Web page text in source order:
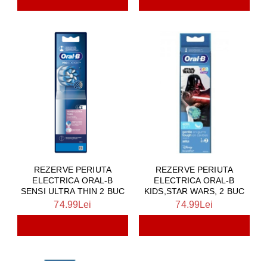
REZERVE PERIUTA
ELECTRICA ORAL-B
SENSI ULTRA THIN 2 BUC
74.99Lei
REZERVE PERIUTA
ELECTRICA ORAL-B
KIDS,STAR WARS, 2 BUC
74.99Lei